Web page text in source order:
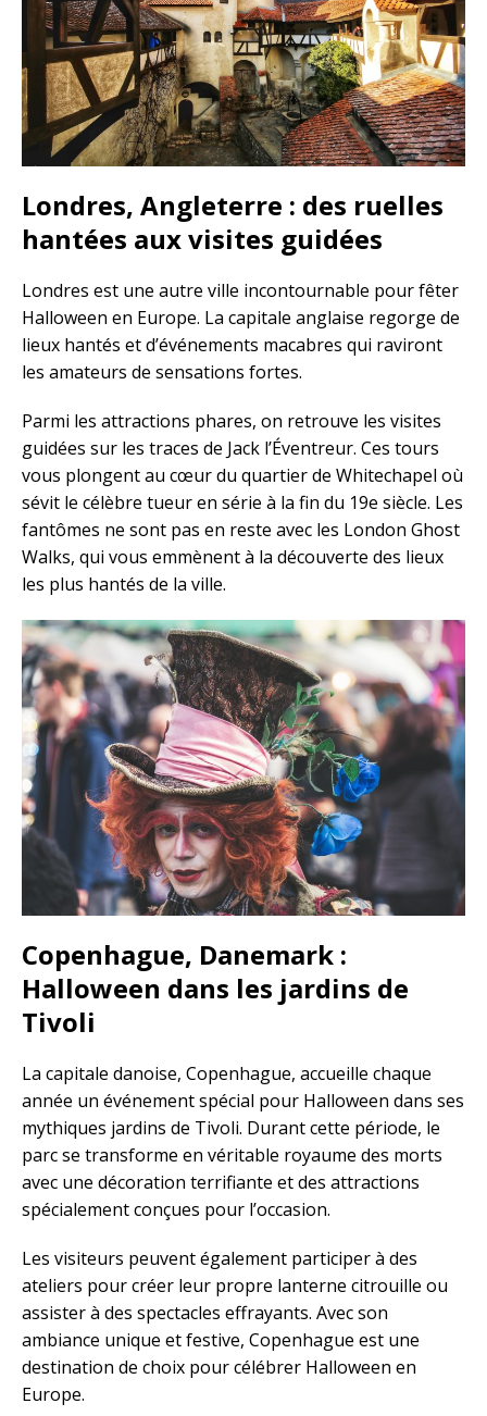
Londres, Angleterre : des ruelles
hantées aux visites guidées
Londres est une autre ville incontournable pour fêter
Halloween en Europe. La capitale anglaise regorge de
lieux hantés et d’événements macabres qui raviront
les amateurs de sensations fortes.
Parmi les attractions phares, on retrouve les visites
guidées sur les traces de Jack l’Éventreur. Ces tours
vous plongent au cœur du quartier de Whitechapel où
sévit le célèbre tueur en série à la fin du 19e siècle. Les
fantômes ne sont pas en reste avec les London Ghost
Walks, qui vous emmènent à la découverte des lieux
les plus hantés de la ville.
Copenhague, Danemark :
Halloween dans les jardins de
Tivoli
La capitale danoise, Copenhague, accueille chaque
année un événement spécial pour Halloween dans ses
mythiques jardins de Tivoli. Durant cette période, le
parc se transforme en véritable royaume des morts
avec une décoration terrifiante et des attractions
spécialement conçues pour l’occasion.
Les visiteurs peuvent également participer à des
ateliers pour créer leur propre lanterne citrouille ou
assister à des spectacles effrayants. Avec son
ambiance unique et festive, Copenhague est une
destination de choix pour célébrer Halloween en
Europe.